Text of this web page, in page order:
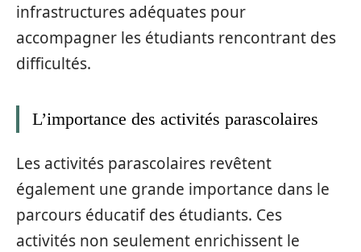
infrastructures adéquates pour
accompagner les étudiants rencontrant des
difficultés.
L’importance des activités parascolaires
Les activités parascolaires revêtent
également une grande importance dans le
parcours éducatif des étudiants. Ces
activités non seulement enrichissent le